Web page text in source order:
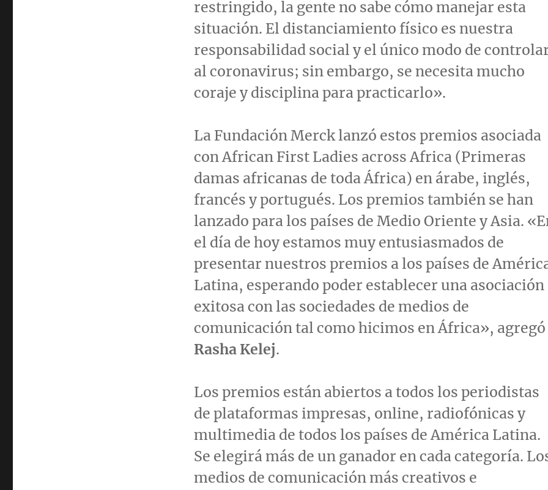
restringido, la gente no sabe cómo manejar esta
situación. El distanciamiento físico es nuestra
responsabilidad social y el único modo de
al coronavirus; sin embargo, se necesita mucho
coraje y disciplina para practicarlo».
La Fundación Merck lanzó estos premios asociada
con African First Ladies acrossAfrica(Primeras
damas africanas de toda África) en árabe, inglés,
francés y portugués. Los premios también se han
lanzado para los países de Medio Oriente yAsia.
el día de hoy estamos muy entusiasmados de
presentar nuestros premios a los países de
Latina, esperando poder establecer una asociación
exitosa con las sociedades de medios de
comunicación tal como hicimos en África», agregó
Rasha Kelej.
Los premios están abiertos a todos los periodistas
de plataformas impresas, online, radiofónicas y
multimedia de todos los países de América Latina.
Se elegirá más de un ganador en cada categoría.
medios de comunicación más creativos e